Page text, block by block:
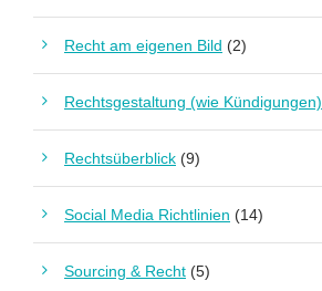
Recht am eigenen Bild (2)
Rechtsgestaltung (wie Kündigungen)
Rechtsüberblick (9)
Social Media Richtlinien (14)
Sourcing & Recht (5)